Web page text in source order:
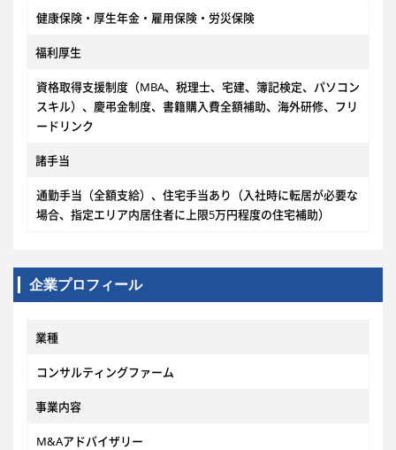
健康保険・厚生年金・雇用保険・労災保険
福利厚生
資格取得支援制度（MBA、税理士、宅建、簿記検定、パソコン
スキル）、慶弔金制度、書籍購入費全額補助、海外研修、フリ
ードリンク
諸手当
通勤手当（全額支給）、住宅手当あり（入社時に転居が必要な
場合、指定エリア内居住者に上限5万円程度の住宅補助）
企業プロフィール
業種
コンサルティングファーム
事業内容
M&Aアドバイザリー